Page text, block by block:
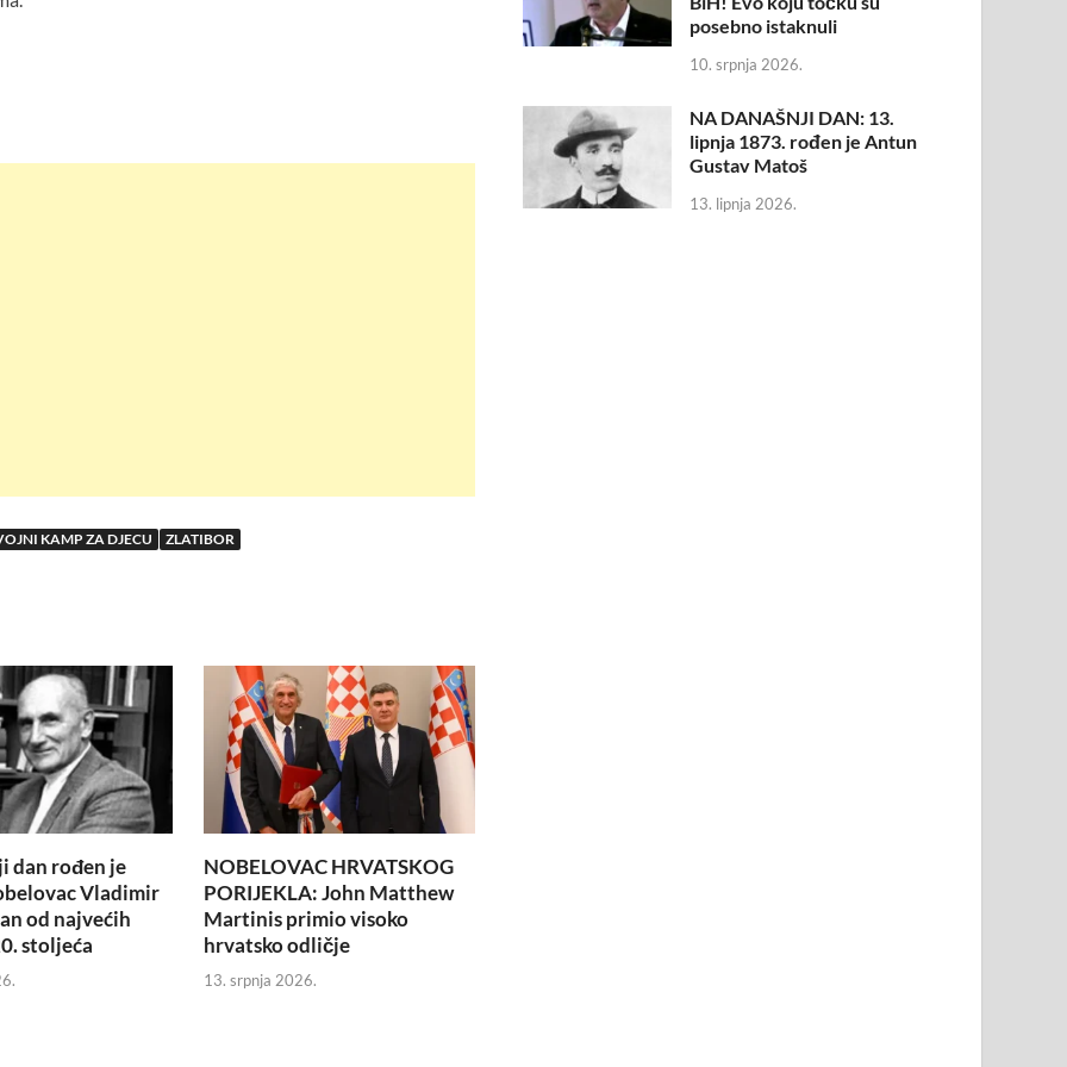
KAMP ZA DJECU ZLATIBOR
dan rođen je
Vladimir
od najvećih
stoljeća
NOBELOVAC HRVATSKOG
PORIJEKLA: John Matthew
Martinis primio visoko
hrvatsko odličje
13. srpnja 2026.
posebno istaknuli
10. srpnja 2026.
NA DANAŠNJI DAN: 13.
lipnja 1873. rođen je Antun
Gustav Matoš
13. lipnja 2026.